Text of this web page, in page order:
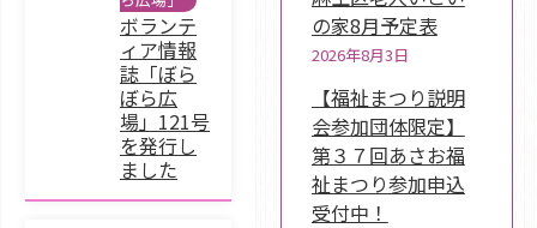
の家8月予定表
2026年8月3日
【福祉まつり説明
会参加団体限定】
第３７回あさお福
祉まつり参加申込
受付中！
ボランテ
ィア情報
誌「ぼら
ぼら広
場」121号
を発行し
ました